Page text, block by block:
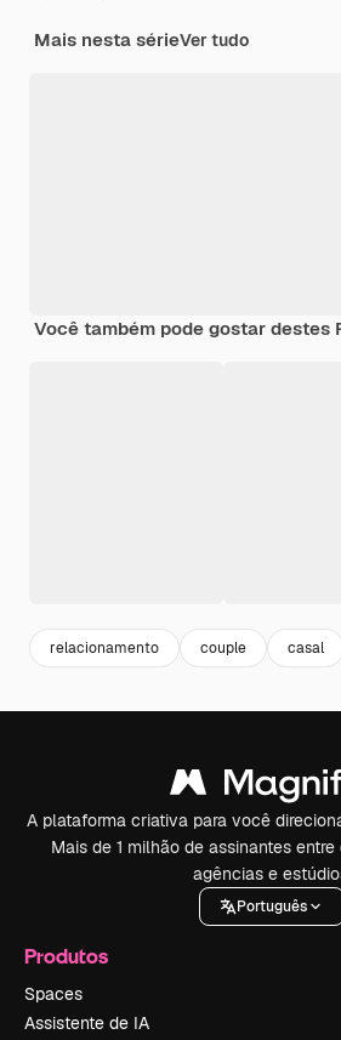
Mais nesta sérieVer tudo
Você também pode gostar destes
relacionamento couple casal
A plataforma criativa para você
Mais de 1 milhão de assinantes
agências e
Português
Produtos
Spaces
Assistente de IA